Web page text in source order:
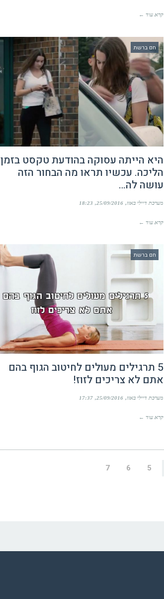
קרא עוד ←
חם ברשת
היא הייתה עסוקה בהודעת טקסט בזמן
הליכה. עכשיו תראו מה הבחור הזה
עושה לה…
מערכת דיילי באזז 25/09/2016
18:23
קרא עוד ←
חם ברשת
5 תרגילים מעולים לחיטוב הגוף בהם
אתם לא צריכים לזוז!
מערכת דיילי באזז 25/09/2016
17:37
קרא עוד ←
5
6
7